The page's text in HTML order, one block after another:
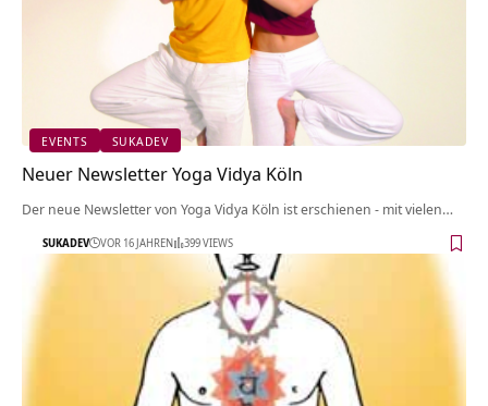
EVENTS SUKADEV
Neuer Newsletter Yoga Vidya Köln
Der neue Newsletter von Yoga Vidya Köln ist erschienen - mit vielen…
SUKADEV VOR 16 JAHREN 399 VIEWS